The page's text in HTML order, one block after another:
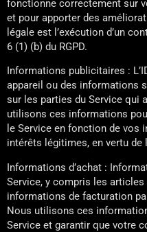
fonctionne correctement sur
et pour apporter des
légale est l’exécution d’un
6 (1) (b) du RGPD.
Informations publicitaires :
appareil ou des informations
sur les parties du Service qui
utilisons ces informations
le Service en fonction de vos
intérêts légitimes, en vertu de
Informations d’achat :
Service, y compris les
informations de facturation
Nous utilisons ces
Service et garantir que votre